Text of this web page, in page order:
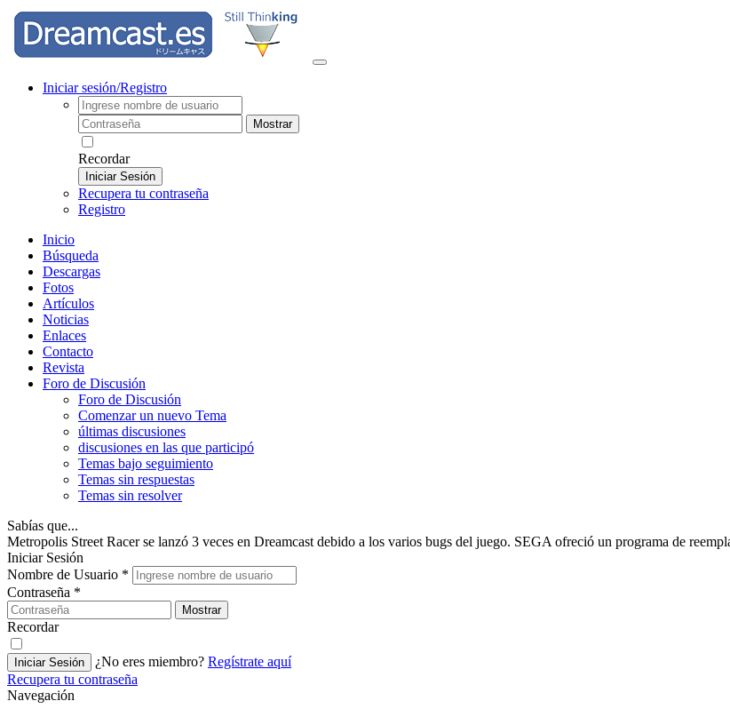
Iniciar sesión/Registro
Mostrar
Recordar
Iniciar Sesión
Recupera tu contraseña
Registro
Inicio
Búsqueda
Descargas
Fotos
Artículos
Noticias
Enlaces
Contacto
Revista
Foro de Discusión
Foro de Discusión
Comenzar un nuevo Tema
últimas discusiones
discusiones en las que participó
Temas bajo seguimiento
Temas sin respuestas
Temas sin resolver
Sabías que...
Metropolis Street Racer se lanzó 3 veces en Dreamcast debido a los varios bugs del juego. SEGA ofreció un programa de
Iniciar Sesión
Nombre de Usuario *
Contraseña *
Mostrar
Recordar
Iniciar Sesión ¿No eres miembro? Regístrate aquí
Recupera tu contraseña
Navegación